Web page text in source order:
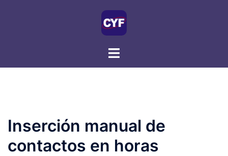
Inserción manual de
contactos en horas